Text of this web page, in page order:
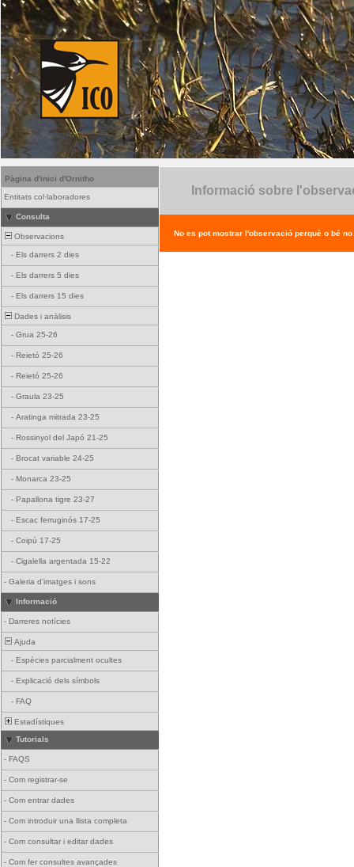
Pàgina d'inici d'Ornitho
Entitats col·laboradores
Consulta
Observacions
- Els darrers 2 dies
- Els darrers 5 dies
- Els darrers 15 dies
Dades i anàlisis
- Grua 25-26
- Reietó 25-26
- Reietó 25-26
- Graula 23-25
- Aratinga mitrada 23-25
- Rossinyol del Japó 21-25
- Brocat variable 24-25
- Monarca 23-25
- Papallona tigre 23-27
- Escac ferruginós 17-25
- Coipú 17-25
- Cigalella argentada 15-22
- Galeria d'imatges i sons
Informació
- Darreres notícies
Ajuda
- Espècies parcialment ocultes
- Explicació dels símbols
- FAQ
Estadístiques
Tutorials
- FAQS
- Com registrar-se
- Com entrar dades
- Com introduir una llista completa
- Com consultar i editar dades
- Com fer consultes avançades
Informació sobre
No es pot mostrar l'observació perquè o bé